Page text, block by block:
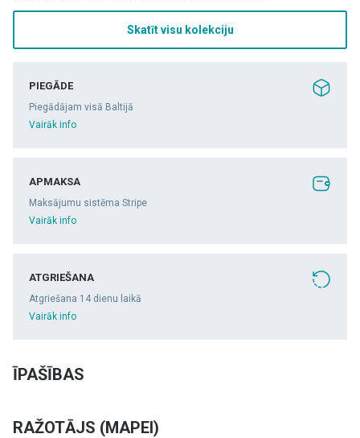
RAŽOTĀJS (MAPEI)
Skatīt visu kolekciju
PIEGĀDE
Piegādājam visā Baltijā
Vairāk info
APMAKSA
Maksājumu sistēma Stripe
Vairāk info
ATGRIEŠANA
Atgriešana 14 dienu laikā
Vairāk info
ĪPAŠĪBAS